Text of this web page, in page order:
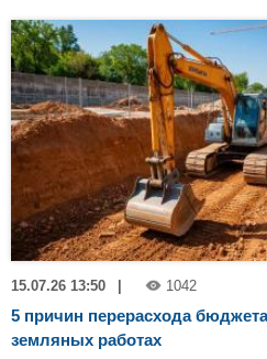
15.07.26 13:50 1042
5 причин перерасхода
земляных работах